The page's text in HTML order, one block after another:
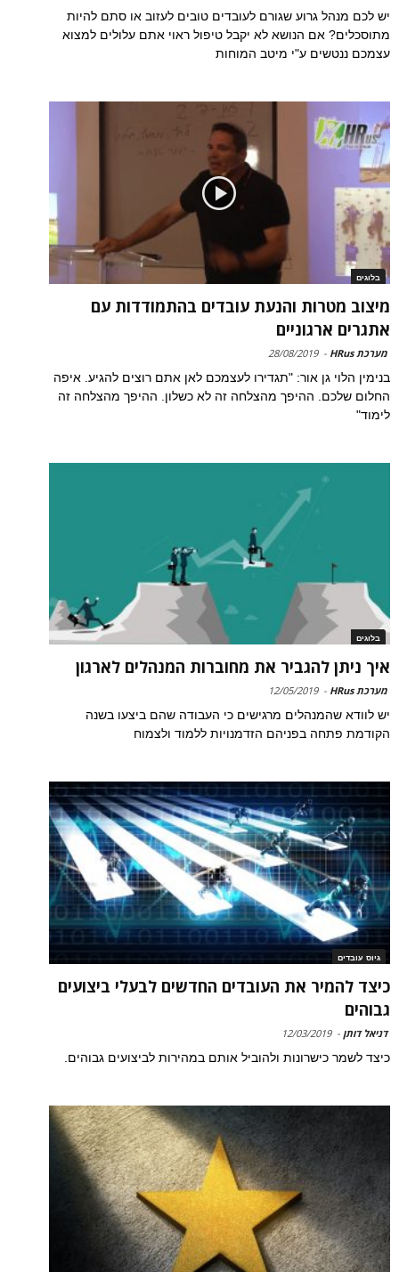
יש לכם מנהל גרוע שגורם לעובדים טובים לעזוב או סתם להיות
מתוסכלים? אם הנושא לא יקבל טיפול ראוי אתם עלולים למצוא
עצמכם ננטשים ע"י מיטב המוחות
בלוגים
מיצוב מטרות והנעת עובדים בהתמודדות עם
אתגרים ארגוניים
מערכת HRus -
28/08/2019
בנימין הלוי גן אור: "תגדירו לעצמכם לאן אתם רוצים להגיע. איפה
החלום שלכם. ההיפך מהצלחה זה לא כשלון. ההיפך מהצלחה זה
לימוד"
בלוגים
איך ניתן להגביר את מחוברות המנהלים לארגון
מערכת HRus -
12/05/2019
יש לוודא שהמנהלים מרגישים כי העבודה שהם ביצעו בשנה
הקודמת פתחה בפניהם הזדמנויות ללמוד ולצמוח
גיוס עובדים
כיצד להמיר את העובדים החדשים לבעלי ביצועים
גבוהים
דניאל דותן -
12/03/2019
כיצד לשמר כישרונות ולהוביל אותם במהירות לביצועים גבוהים.